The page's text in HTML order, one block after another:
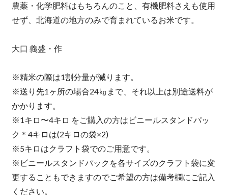
農薬・化学肥料はもちろんのこと、有機肥料さえも使用
せず、北海道の地方のみで育まれているお米です。
大口 義盛・作
※精米の際は1割分量が減ります。
※送り先1ヶ所の場合24㎏まで、それ以上は別途送料が
かかります。
※1キロ〜4キロ をご購入の方はビニールスタンドパッ
ク＊4キロは(2キロの袋×2)
※5キロはクラフト袋でのご用意です。
※ビニールスタンドパックを各サイズのクラフト袋に変
更することもできますのでご希望の方は備考欄にご記入
ください。